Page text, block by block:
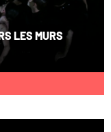
LES MURS